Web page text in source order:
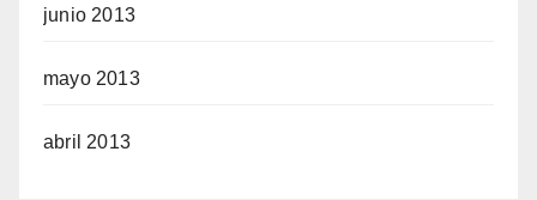
junio 2013
mayo 2013
abril 2013